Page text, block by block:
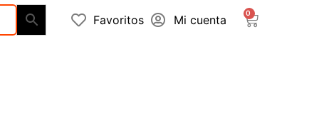
Favoritos Mi cuenta
0